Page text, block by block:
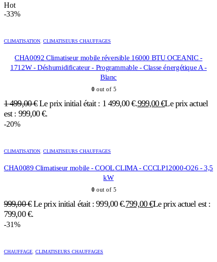
Hot
-33%
CLIMATISATION CLIMATISEURS CHAUFFAGES
CHA0092 Climatiseur mobile réversible 16000 BTU OCEANIC -
1712W - Déshumidificateur - Programmable - Classe énergétique A -
Blanc
0 out of 5
1 499,00€ Le prix initial était : 1 499,00 €.999,00€Le prix actuel
est : 999,00 €.
-20%
CLIMATISATION CLIMATISEURS CHAUFFAGES
CHA0089 Climatiseur mobile - COOL CLIMA - CCCLP12000-O26 - 3,5
kW
0 out of 5
999,00€ Le prix initial était : 999,00 €.799,00€Le prix actuel est :
799,00 €.
-31%
CHAUFFAGE CLIMATISEURS CHAUFFAGES